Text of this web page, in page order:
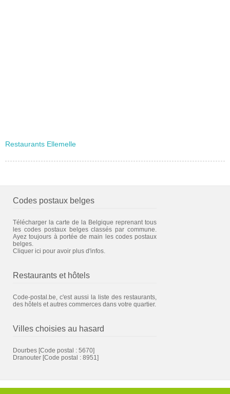
Restaurants Ellemelle
Codes postaux belges
Télécharger la carte de la Belgique reprenant tous
les codes postaux belges classés par commune.
Ayez toujours à portée de main les codes postaux
belges.
Cliquer ici pour avoir plus d'infos.
Restaurants et hôtels
Code-postal.be, c'est aussi la liste des restaurants,
des hôtels et autres commerces dans votre quartier.
Villes choisies au hasard
Dourbes [Code postal : 5670]
Dranouter [Code postal : 8951]